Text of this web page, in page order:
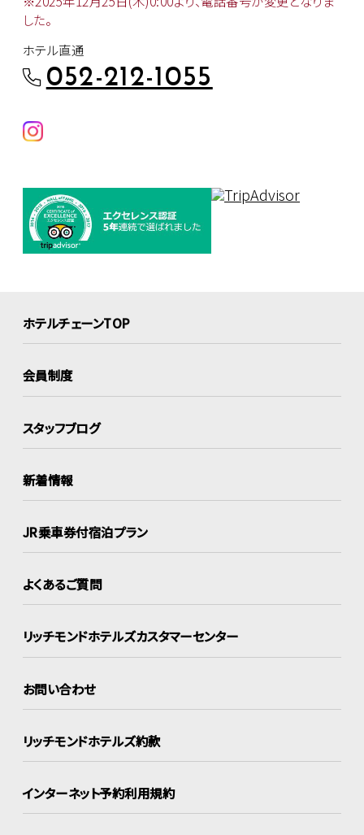
した。
ホテル直通
052-212-1055
ホテルチェーンTOP
会員制度
スタッフブログ
新着情報
JR乗車券付宿泊プラン
よくあるご質問
リッチモンドホテルズカスタマーセンター
お問い合わせ
リッチモンドホテルズ約款
インターネット予約利用規約